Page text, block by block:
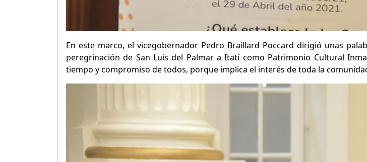
En este marco, el vicegobernador Pedro Braillard Poccard dirigió unas
peregrinación de San Luis del Palmar a Itatí como Patrimonio Cultural
tiempo y compromiso de todos, porque implica el interés de toda la